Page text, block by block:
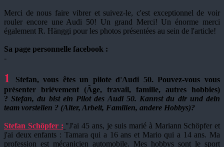
Merci de nous faire vibrer et suivez-le, c'est exceptionnel de voir
rouler encore une Audi 50! Un grand Merci! Un énorme merci
également R. Hänggi pour les photos présentées au sein de l'article!
Sa page personnelle facebook :
-
1
Stefan, vous êtes un pilote d'Audi 50. Pouvez-vous vous
présenter brièvement (Âge, travail, famille, autres hobbies)
?Stefan, du bist ein Pilot des Audi 50. Kannst du dir und dein
team vorstellen ? (Alter, Arbeit, Familien, andere Hobbys)?
Stefan Schöpfer : "J'ai 45 ans, je suis marié à Mariann Schöpfer et
j'ai deux enfants : Tamara qui a 16 ans et Mario qui a 14 ans. Ma
profession est mécanicien automobile. Mes hobbys sont le sport